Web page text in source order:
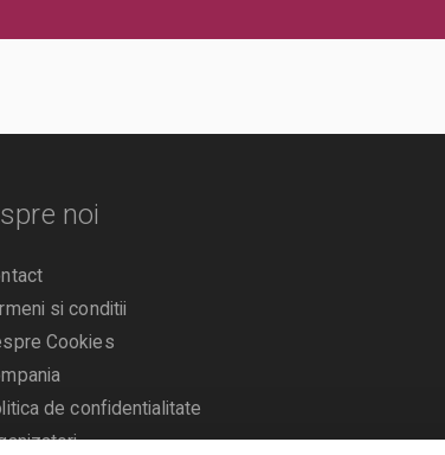
noi
si conditii
Cookies
de confidentialitate